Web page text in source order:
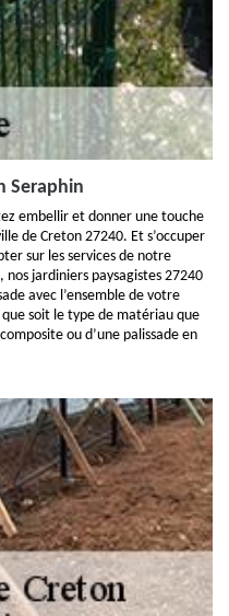
Seraphin
embellir et donner une touche
de Creton 27240. Et s’occuper
sur les services de notre
jardiniers paysagistes 27240
avec l’ensemble de votre
soit le type de matériau que
ou d’une palissade en